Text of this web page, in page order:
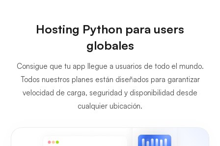
Hosting Python para users
globales
Consigue que tu app llegue a usuarios de todo el mundo.
Todos nuestros planes están diseñados para garantizar
velocidad de carga, seguridad y disponibilidad desde
cualquier ubicación.